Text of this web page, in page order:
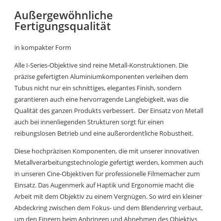
Außergewöhnliche
Fertigungsqualität
in kompakter Form
Alle I-Series-Objektive sind reine Metall-Konstruktionen. Die
präzise gefertigten Aluminiumkomponenten verleihen dem
Tubus nicht nur ein schnittiges, elegantes Finish, sondern
garantieren auch eine hervorragende Langlebigkeit, was die
Qualität des ganzen Produkts verbessert. Der Einsatz von Metall
auch bei innenliegenden Strukturen sorgt für einen
reibungslosen Betrieb und eine außerordentliche Robustheit.
Diese hochpräzisen Komponenten, die mit unserer innovativen
Metallverarbeitungstechnologie gefertigt werden, kommen auch
in unseren Cine-Objektiven für professionelle Filmemacher zum
Einsatz. Das Augenmerk auf Haptik und Ergonomie macht die
Arbeit mit dem Objektiv zu einem Vergnügen. So wird ein kleiner
Abdeckring zwischen dem Fokus- und dem Blendenring verbaut,
um den Fingern beim Anbringen und Abnehmen des Objektivs